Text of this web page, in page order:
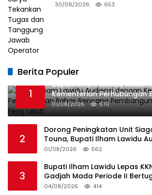
Tanggung Jawab Operator
30/06/2026 653
Berita Populer
1
Bupati Ilham Lawidu
Kementerian Perhubungan
Rencana Pembangunan
Lebiti
01/08/2026 570
2
Dorong Peningkatan Unit
Touna, Bupati Ilham Lawidu
Basarnas Pusat
01/08/2026 562
3
Bupati Ilham Lawidu Lepas
Gadjah Mada Periode II
04/08/2026 414